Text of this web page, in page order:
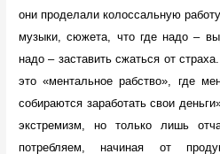
они проделали колоссальную
музыки, сюжета, что где надо –
надо – заставить сжаться от
это «ментальное рабство», где
собираются заработать свои
экстремизм, но только лишь
потребляем, начиная от